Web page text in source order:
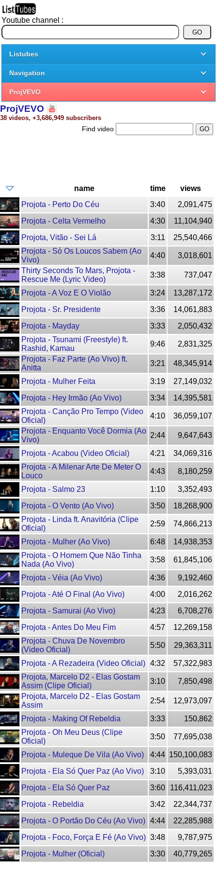
Youtube channel :
Listubes
Navigation
ProjVEVO
ProjVEVO
38 videos, +3,686,949 subscribers
Find video
name time
views
Projota - Perto Do Céu
3:40
2,091,475
Projota - Celta Vermelho
4:30
11,104,940
Projota, Vitão - Sei Lá
3:11
25,540,466
Projota - Só Os Loucos Sabem (Ao
Vivo)
4:40
3,018,601
Thirty Seconds To Mars, Projota -
Rescue Me (Lyric Video)
3:38 737,047
Projota - A Voz E O Violão 3:24
13,287,172
Projota - Sr. Presidente
3:36
14,061,883
Projota - Mayday
3:33
2,050,432
Projota - Tsunami (Freestyle) ft.
Rashid, Kamau
9:46
2,831,325
Projota - Faz Parte (Ao Vivo) ft.
Anitta
3:21 48,345,914
Projota - Mulher Feita 3:19
27,149,032
Projota - Hey Irmão (Ao Vivo)
3:34
14,395,581
Projota - Canção Pro Tempo (Video
Oficial)
4:10
36,059,107
Projota - Enquanto Você Dormia (Ao
Vivo)
2:44 9,647,643
Projota - Acabou (Video Oficial) 4:21
34,069,316
Projota - A Milenar Arte De Meter O
Louco
4:43 8,180,259
Projota - Salmo 23 1:10
3,352,493
Projota - O Vento (Ao Vivo)
3:50
18,268,900
Projota - Linda ft. Anavitória (Clipe
Oficial)
2:59 74,866,213
Projota - Mulher (Ao Vivo) 6:48
14,938,353
Projota - O Homem Que Não Tinha
Nada (Ao Vivo)
3:58 61,845,106
Projota - Véia (Ao Vivo) 4:36
9,192,460
Projota - Até O Final (Ao Vivo)
4:00
2,016,262
Projota - Samurai (Ao Vivo)
4:23
6,708,276
Projota - Antes Do Meu Fim
4:57
12,269,158
Projota - Chuva De Novembro
(Video Oficial)
5:50 29,363,311
Projota - A Rezadeira (Video Oficial) 4:32
57,322,983
Projota, Marcelo D2 - Elas Gostam
Assim (Clipe Oficial)
3:10
7,850,498
Projota, Marcelo D2 - Elas Gostam
Assim
2:54 12,973,097
Projota - Making Of Rebeldia 3:33
150,862
Projota - Oh Meu Deus (Clipe
Oficial)
3:50 77,695,038
Projota - Muleque De Vila (Ao Vivo) 4:44 150,100,083
Projota - Ela Só Quer Paz (Ao Vivo)
3:10
5,393,031
Projota - Ela Só Quer Paz
3:60
116,411,023
Projota - Rebeldia
3:42
22,344,737
Projota - O Portão Do Céu (Ao Vivo) 4:44
22,285,988
Projota - Foco, Força E Fé (Ao Vivo) 3:48
9,787,975
Projota - Mulher (Oficial)
3:30 40,779,265